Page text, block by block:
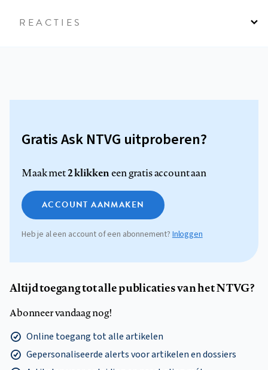
REACTIES
Gratis Ask NTVG uitproberen?
Maak met2 klikkeneen gratis account aan
ACCOUNT AANMAKEN
Heb je al een account of een abonnement?Inloggen
Altijd toegang tot alle publicaties van het NTVG?
Abonneer vandaag nog!
Online toegang tot alle artikelen
Gepersonaliseerde alerts voor artikelen en dossiers